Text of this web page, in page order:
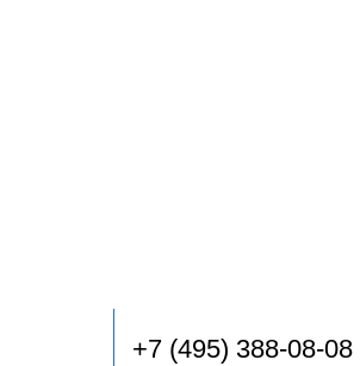
+7 (495) 388-08-08